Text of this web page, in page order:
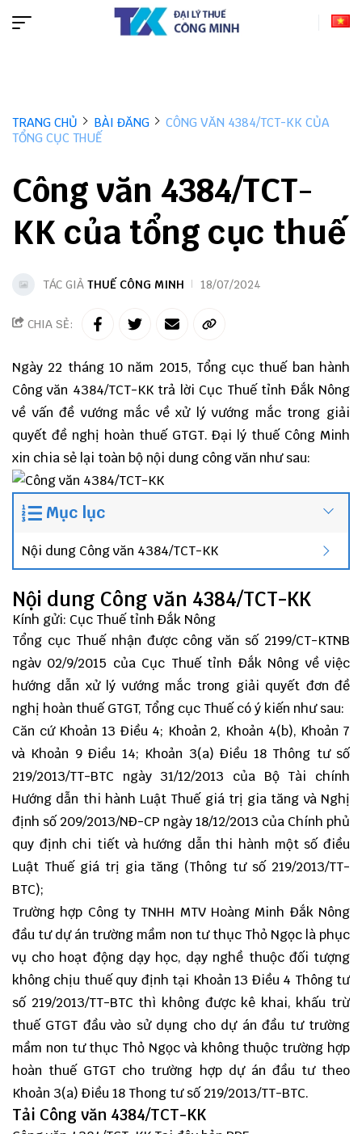
TRANG CHỦ BÀI ĐĂNG
CÔNG VĂN 4384/TCT-KK CỦA
TỔNG CỤC THUẾ
Công văn 4384/TCT-
KK của tổng cục thuế
TÁC GIẢ THUẾ CÔNG MINH 18/07/2024
CHIA SẺ:
Ngày 22 tháng 10 năm 2015, Tổng cục thuế ban hành
Công văn 4384/TCT-KK trả lời Cục Thuế tỉnh Đắk Nông
về vấn đề vướng mắc về xử lý vướng mắc trong giải
quyết đề nghị hoàn thuế GTGT.Đại lý thuế Công Minh
xin chia sẻ lại toàn bộ nội dung công văn như sau:
Mục lục
Nội dung Công văn 4384/TCT-KK
Nội dung Công văn 4384/TCT-KK
Kính gửi: Cục Thuế tỉnh Đắk Nông
Tổng cục Thuế nhận được công văn số 2199/CT-KTNB
ngàv 02/9/2015 của Cục Thuế tỉnh Đắk Nông về việc
hướng dẫn xử lý vướng mắc trong giải quyết đơn đề
nghị hoàn thuế GTGT, Tổng cục Thuế có ý kiến như sau:
Căn cứ Khoản 13 Điều 4; Khoản 2, Khoản 4(b), Khoản 7
và Khoản 9 Điều 14; Khoản 3(a) Điều 18 Thông tư số
219/2013/TT-BTC ngày 31/12/2013 của Bộ Tài chính
Hướng dẫn thi hành Luật Thuế giá trị gia tăng và Nghị
định số 209/2013/NĐ-CP ngày 18/12/2013 của Chính phủ
quy định chi tiết và hướng dẫn thi hành một số điều
Luật Thuế giá trị gia tăng (Thông tư số 219/2013/TT-
BTC);
Trường hợp Công ty TNHH MTV Hoàng Minh Đắk Nông
đầu tư dự án trường mầm non tư thục Thỏ Ngọc là phục
vụ cho hoạt động dạy học, dạy nghề thuộc đối tượng
không chịu thuếquy định tại Khoản 13 Điều 4 Thông tư
số 219/2013/TT-BTC thì không được kê khai, khấu trừ
thuế GTGT đầu vào sử dụng cho dự án đầu tư trường
mầm non tư thục Thỏ Ngọc và không thuộc trường hợp
hoàn thuế GTGT cho trường hợp dự án đầu tư theo
Khoản 3(a) Điều 18 Thong tư số 219/2013/TT-BTC.
Tải Công văn 4384/TCT-KK